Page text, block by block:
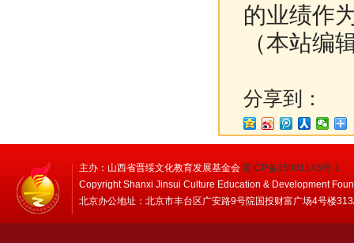
的业绩作
（本站编
分享到：
主办：山西省晋绥文化教育发展基金会 晋ICP备15001143号-1
Copyright Shanxi Jinsui Culture Education & Development
北京办公地址：北京市丰台区广安路9号院国投财富广场4号楼